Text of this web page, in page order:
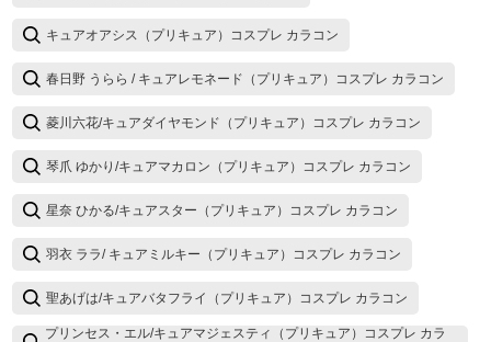
キュアオアシス（プリキュア）コスプレ カラコン
春日野 うらら / キュアレモネード（プリキュア）コスプレ カラコン
菱川六花/キュアダイヤモンド（プリキュア）コスプレ カラコン
琴爪 ゆかり/キュアマカロン（プリキュア）コスプレ カラコン
星奈 ひかる/キュアスター（プリキュア）コスプレ カラコン
羽衣 ララ/ キュアミルキー（プリキュア）コスプレ カラコン
聖あげは/キュアバタフライ（プリキュア）コスプレ カラコン
プリンセス・エル/キュアマジェスティ（プリキュア）コスプレ カラ